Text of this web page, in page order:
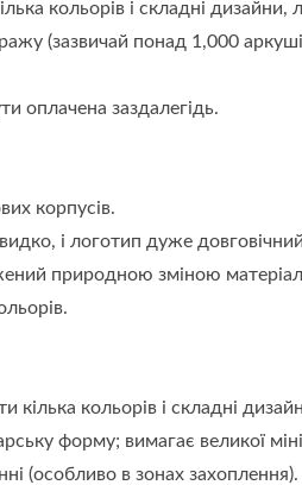
кольорів і складні дизайни,
(зазвичай понад 1,000
оплачена заздалегідь.
корпусів.
і логотип дуже
природною зміною
кольорів і складні
форму; вимагає великої
(особливо в зонах захоплення).